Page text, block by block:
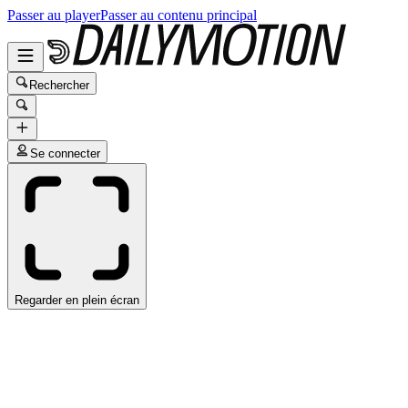
Passer au playerPasser au contenu principal
Rechercher
Se connecter
Regarder en plein écran